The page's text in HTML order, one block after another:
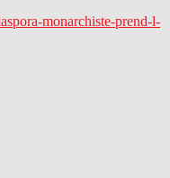
monarchiste-prend-l-